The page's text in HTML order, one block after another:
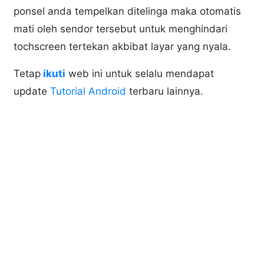
ponsel anda tempelkan ditelinga maka otomatis
mati oleh sendor tersebut untuk menghindari
tochscreen tertekan akbibat layar yang nyala.
Tetap ikuti web ini untuk selalu mendapat
updateTutorial Androidterbaru lainnya.